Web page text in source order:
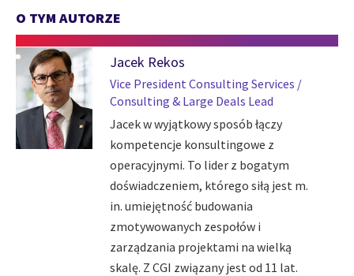
O TYM AUTORZE
Jacek Rekos
Vice President Consulting Services /
Consulting & Large Deals Lead
Jacek w wyjątkowy sposób łączy
kompetencje konsultingowe z
operacyjnymi. To lider z bogatym
doświadczeniem, którego siłą jest m.
in. umiejętność budowania
zmotywowanych zespołów i
zarządzania projektami na wielką
skalę. Z CGI związany jest od 11 lat.